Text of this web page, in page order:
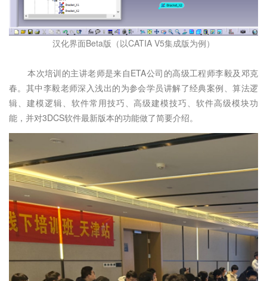
汉化界面Beta版（以CATIA V5集成版为例）
本次培训的主讲老师是来自ETA公司的高级工程师李毅及邓克
春。其中李毅老师深入浅出的为参会学员讲解了经典案例、算法逻
辑、建模逻辑、软件常用技巧、高级建模技巧、软件高级模块功
能，并对3DCS软件最新版本的功能做了简要介绍。